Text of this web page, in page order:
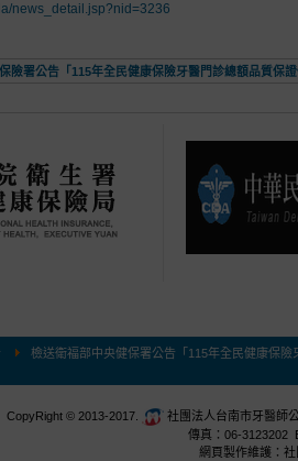
news_detail.jsp?nid=3236
險署公告「115年全民健康保險牙醫門診總額品質保
檢送衛福部中央健保署公告「115年全民健康保
CopyRight © 2013-2017.
社團法人台南市牙醫師
傳真：06-3123202
網頁製作維護：